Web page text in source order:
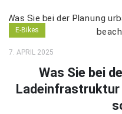
E-Bikes
7. APRIL 2025
Was Sie bei